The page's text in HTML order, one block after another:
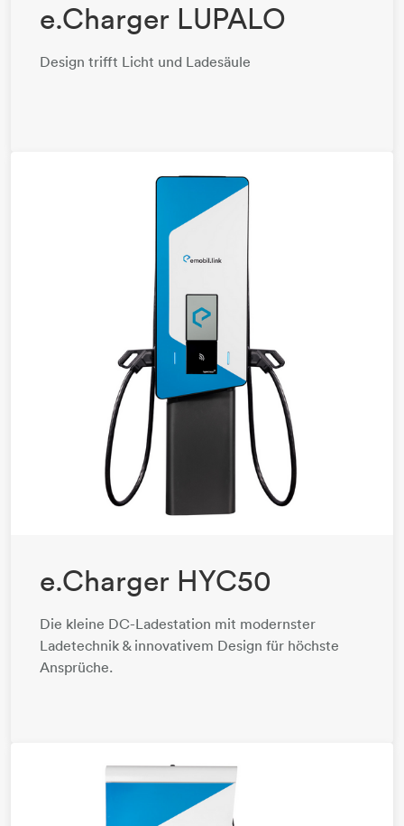
e.Charger LUPALO
Design trifft Licht und Ladesäule
e.Charger HYC50
Die kleine DC-Ladestation mit modernster
Ladetechnik & innovativem Design für höchste
Ansprüche.